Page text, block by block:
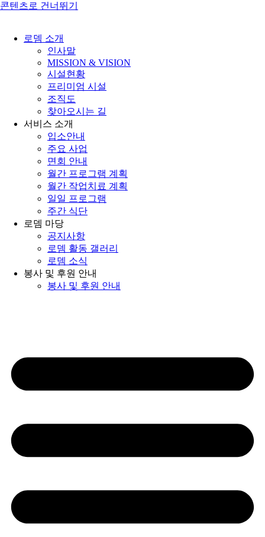
콘텐츠로 건너뛰기
로뎀 소개
인사말
MISSION & VISION
시설현황
프리미엄 시설
조직도
찾아오시는 길
서비스 소개
입소안내
주요 사업
면회 안내
월간 프로그램 계획
월간 작업치료 계획
일일 프로그램
주간 식단
로뎀 마당
공지사항
로뎀 활동 갤러리
로뎀 소식
봉사 및 후원 안내
봉사 및 후원 안내